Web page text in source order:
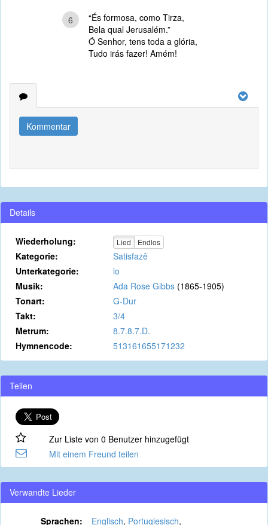
6
“És formosa, como Tirza,
Bela qual Jerusalém.”
Ó Senhor, tens toda a glória,
Tudo irás fazer! Amém!
Kommentar
Details
Wiederholung: Lied Endlos
Kategorie:
Satisfazê
Unterkategorie:
lo
Musik:
Ada Rose Gibbs (1865-1905)
Tonart:
G-Dur
Takt:
3/4
Metrum:
8.7.8.7.D.
Hymnencode:
513161655171232
Teilen
Zur Liste von 0 Benutzer hinzugefügt
Mit einem Freund teilen
Verwandte Lieder
Sprachen: Englisch, Portugiesisch,